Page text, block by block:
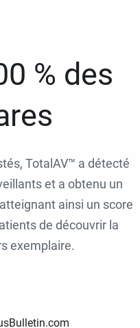
% des
TotalAV™ a détecté
et a obtenu un
ainsi un score
de découvrir la
exemplaire.